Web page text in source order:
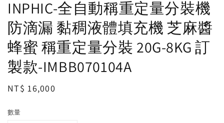
INPHIC-全自動稱重定量分裝機
防滴漏 黏稠液體填充機 芝麻醬
蜂蜜 稱重定量分裝 20G-8KG 訂
製款-IMBB070104A
Regular
NT$ 16,000
數量